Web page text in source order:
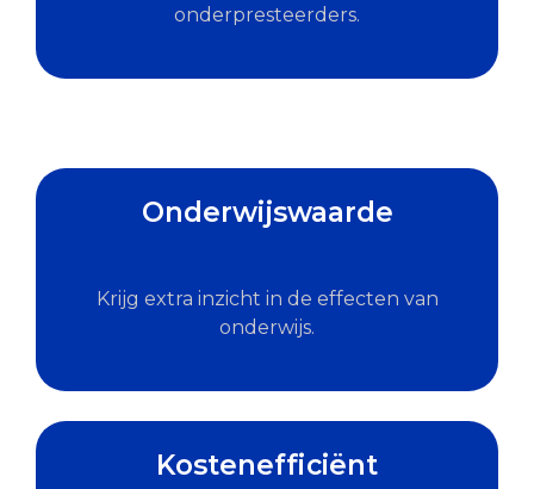
onderpresteerders.
Onderwijswaarde
Krijg extra inzicht in de effecten van
onderwijs.
Kostenefficiënt